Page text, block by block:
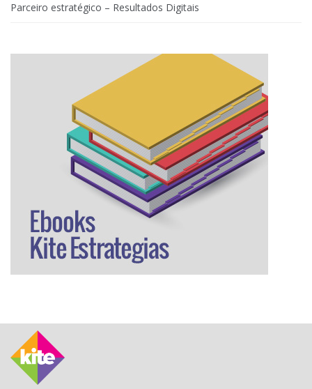
Parceiro estratégico – Resultados Digitais